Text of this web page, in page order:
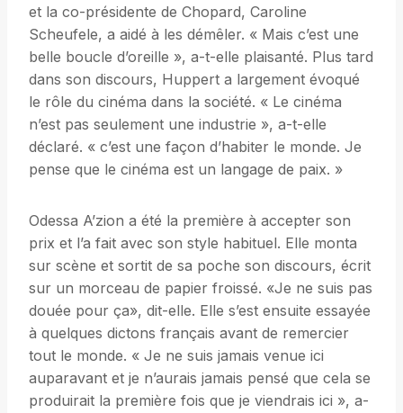
et la co-présidente de Chopard, Caroline
Scheufele, a aidé à les démêler. « Mais c’est une
belle boucle d’oreille », a-t-elle plaisanté. Plus tard
dans son discours, Huppert a largement évoqué
le rôle du cinéma dans la société. « Le cinéma
n’est pas seulement une industrie », a-t-elle
déclaré. « c’est une façon d’habiter le monde. Je
pense que le cinéma est un langage de paix. »
Odessa A’zion a été la première à accepter son
prix et l’a fait avec son style habituel. Elle monta
sur scène et sortit de sa poche son discours, écrit
sur un morceau de papier froissé. «Je ne suis pas
douée pour ça», dit-elle. Elle s’est ensuite essayée
à quelques dictons français avant de remercier
tout le monde. « Je ne suis jamais venue ici
auparavant et je n’aurais jamais pensé que cela se
produirait la première fois que je viendrais ici », a-